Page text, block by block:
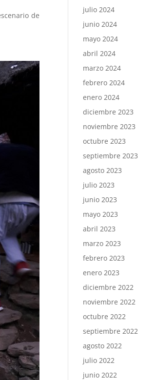
de
julio 2024
junio 2024
mayo 2024
abril 2024
marzo 2024
febrero 2024
enero 2024
diciembre 2023
noviembre 2023
octubre 2023
septiembre 2023
agosto 2023
julio 2023
junio 2023
mayo 2023
abril 2023
marzo 2023
febrero 2023
enero 2023
diciembre 2022
noviembre 2022
octubre 2022
septiembre 2022
agosto 2022
julio 2022
junio 2022